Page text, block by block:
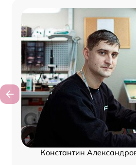
Константин